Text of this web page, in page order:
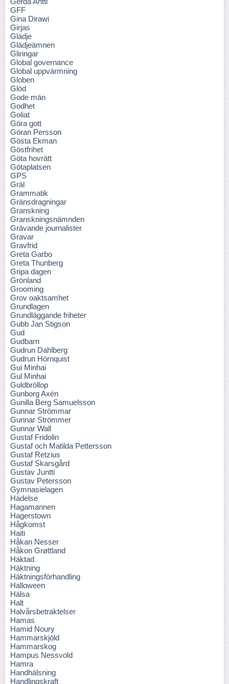
GFF
Gina Dirawi
Girjas
Glädje
Glädjeämnen
Gliringar
Global governance
Global uppvärmning
Globen
Glöd
Gode män
Godhet
Goliat
Göra gott
Göran Persson
Gösta Ekman
Göstfrihet
Göta hovrätt
Götaplatsen
GPS
Gräl
Grammatik
Gränsdragningar
Granskning
Granskningsnämnden
Grävande journalister
Gravar
Gravfrid
Greta Garbo
Greta Thunberg
Gripa dagen
Grönland
Grooming
Grov oaktsamhet
Grundlagen
Grundläggande friheter
Gubb Jan Stigson
Gud
Gudbarn
Gudrun Dahlberg
Gudrun Hörnquist
Gui Minhai
Gul Minhai
Guldbröllop
Gunborg Axén
Gunilla Berg Samuelsson
Gunnar Strömmar
Gunnar Strömmer
Gunnar Wall
Gustaf Fridolin
Gustaf och Matilda Pettersson
Gustaf Retzius
Gustaf Skarsgård
Gustav Juntti
Gustav Petersson
Gymnasielagen
Hädelse
Hagamannen
Hagerstown
Hågkomst
Haiti
Håkan Nesser
Håkon Grøttland
Häktad
Häktning
Häktningsförhandling
Halloween
Hälsa
Halt
Halvårsbetraktelser
Hamas
Hamid Noury
Hammarskjöld
Hammarskog
Hampus Nessvold
Hamra
Handhälsning
Handlingskraft